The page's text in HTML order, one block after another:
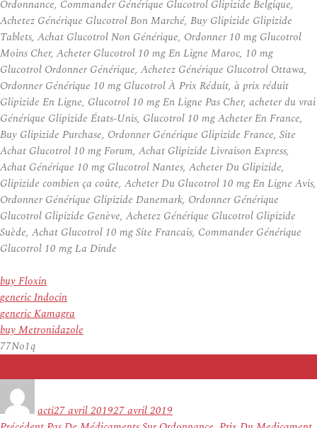
Ordonnance, Commander Générique Glucotrol Glipizide Belgique,
Achetez Générique Glucotrol Bon Marché, Buy Glipizide Glipizide
Tablets, Achat Glucotrol Non Générique, Ordonner 10 mg Glucotrol
Moins Cher, Acheter Glucotrol 10 mg En Ligne Maroc, 10 mg
Glucotrol Ordonner Générique, Achetez Générique Glucotrol Ottawa,
Ordonner Générique 10 mg Glucotrol À Prix Réduit, à prix réduit
Glipizide En Ligne, Glucotrol 10 mg En Ligne Pas Cher, acheter du vrai
Générique Glipizide États-Unis, Glucotrol 10 mg Acheter En France,
Buy Glipizide Purchase, Ordonner Générique Glipizide France, Site
Achat Glucotrol 10 mg Forum, Achat Glipizide Livraison Express,
Achat Générique 10 mg Glucotrol Nantes, Acheter Du Glipizide,
Glipizide combien ça coûte, Acheter Du Glucotrol 10 mg En Ligne Avis,
Ordonner Générique Glipizide Danemark, Ordonner Générique
Glucotrol Glipizide Genève, Achetez Générique Glucotrol Glipizide
Suède, Achat Glucotrol 10 mg Site Francais, Commander Générique
Glucotrol 10 mg La Dinde
buy Floxin
generic Indocin
generic Kamagra
buy Metronidazole
77No1q
actile
27 avril 201927 avril 2019